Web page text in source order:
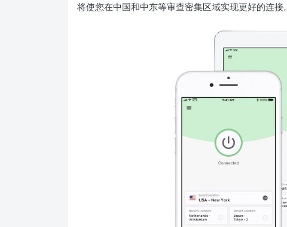
将使您在中国和中东等审查密集区域实现更好的连接。